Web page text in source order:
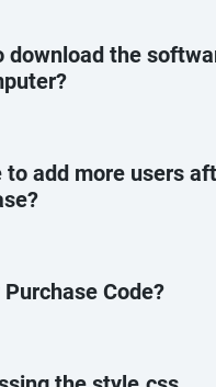
download the
to add more users
Code?